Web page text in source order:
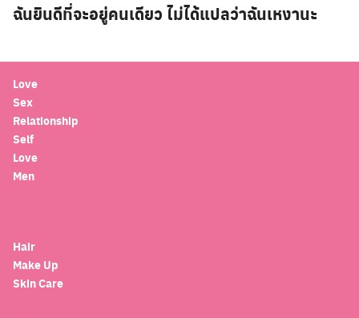
ฉันยินดีที่จะอยู่คนเดียว ไม่ได้แปลว่าฉันเหงานะ
Love
Sex
Relationship
Self
Love
Men
Hair
Make Up
Skin Care